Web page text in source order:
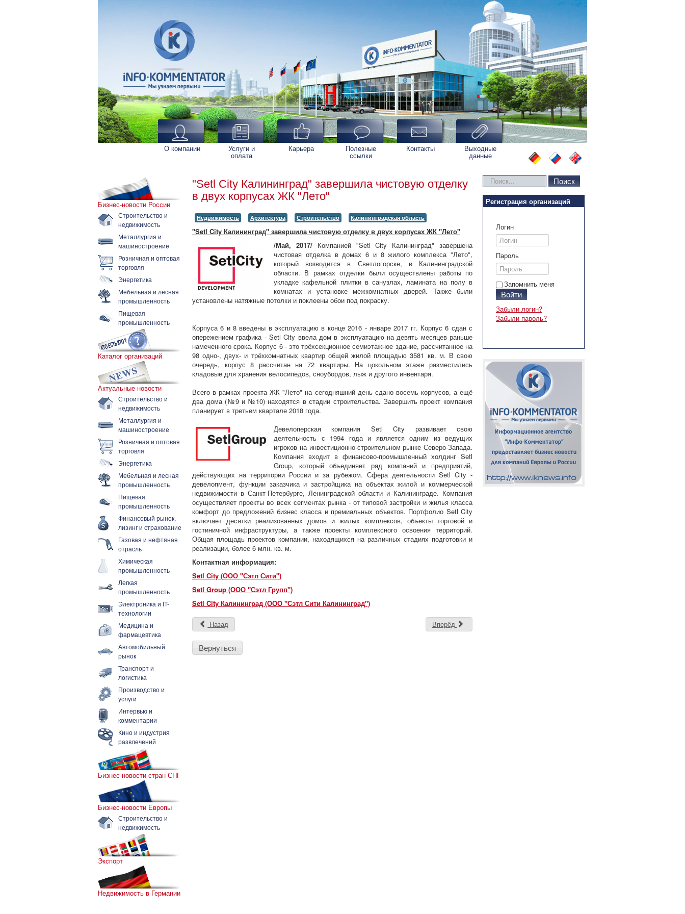
О компании Услуги и
оплата
Карьера Полезные
ссылки
Контакты Выходные
данные
Бизнес-новости России
Строительство и
недвижимость
Металлургия и
машиностроение
Розничная и оптовая
торговля
Энергетика
Мебельная и лесная
промышленность
Пищевая
промышленность
Каталог организаций
Актуальные новости
Строительство и
недвижимость
Металлургия и
машиностроение
Розничная и оптовая
торговля
Энергетика
Мебельная и лесная
промышленность
Пищевая
промышленность
Финансовый рынок,
лизинг и страхование
Газовая и нефтяная
отрасль
Химическая
промышленность
Легкая
промышленность
Электроника и IT-
технологии
Медицина и
фармацевтика
Автомобильный
рынок
Транспорт и
логистика
Производство и
услуги
Интервью и
комментарии
Кино и индустрия
развлечений
Бизнес-новости стран СНГ
Бизнес-новости Европы
Строительство и
недвижимость
Экспорт
Недвижимость в Германии
"Setl City Калининград" завершила чистовую отделку
в двух корпусах ЖК "Лето"
Недвижимость Архитектура Строительство Калининградская область
"Setl City Калининград" завершила чистовую отделку в двух корпусах ЖК "Лето"
/Май, 2017/Компанией "Setl City Калининград" завершена
чистовая отделка в домах 6 и 8 жилого комплекса "Лето",
который возводится в Светлогорске, в Калининградской
области. В рамках отделки были осуществлены работы по
укладке кафельной плитки в санузлах, ламината на полу в
комнатах и установке межкомнатных дверей. Также были
установлены натяжные потолки и поклеены обои под покраску.
Корпуса 6 и 8 введены в эксплуатацию в конце 2016 - январе 2017 гг. Корпус 6 сдан с
опережением графика - Setl City ввела дом в эксплуатацию на девять месяцев раньше
намеченного срока. Корпус 6 - это трёхсекционное семиэтажное здание, рассчитанное на
98 одно-, двух- и трёхкомнатных квартир общей жилой площадью 3581 кв. м. В свою
очередь, корпус 8 рассчитан на 72 квартиры. На цокольном этаже разместились
кладовые для хранения велосипедов, сноубордов, лыж и другого инвентаря.
Всего в рамках проекта ЖК "Лето" на сегодняшний день сдано восемь корпусов, а ещё
два дома (№9 и №10) находятся в стадии строительства. Завершить проект компания
планирует в третьем квартале 2018 года.
Девелоперская компания Setl City развивает свою
деятельность с 1994 года и является одним из ведущих
игроков на инвестиционно-строительном рынке Северо-Запада.
Компания входит в финансово-промышленный холдинг Setl
Group, который объединяет ряд компаний и предприятий,
действующих на территории России и за рубежом. Сфера деятельности Setl City -
девелопмент, функции заказчика и застройщика на объектах жилой и коммерческой
недвижимости в Санкт-Петербурге, Ленинградской области и Калининграде. Компания
осуществляет проекты во всех сегментах рынка - от типовой застройки и жилья класса
комфорт до предложений бизнес класса и премиальных объектов. Портфолио Setl City
включает десятки реализованных домов и жилых комплексов, объекты торговой и
гостиничной инфраструктуры, а также проекты комплексного освоения территорий.
Общая площадь проектов компании, находящихся на различных стадиях подготовки и
реализации, более 6 млн. кв. м.
Контактная информация:
Setl City (ООО "Сэтл Сити")
Setl Group (ООО "Сэтл Групп")
Setl City Калининград (ООО "Сэтл Сити Калининград")
Назад Вперёд
Вернуться
Искать... Поиск
Регистрация организаций
Логин
Пароль
Запомнить меня
Войти
Забыли логин?
Забыли пароль?